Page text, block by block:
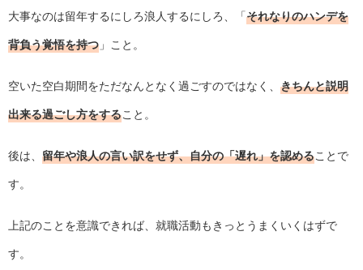
大事なのは留年するにしろ浪人するにしろ、「それなりのハンデを
背負う覚悟を持つ 」こと。
空いた空白期間をただなんとなく過ごすのではなく、 きちんと説明
出来る過ごし方をすること。
後は、 留年や浪人の言い訳をせず、自分の「遅れ」を認めることで
す。
上記のことを意識できれば、就職活動もきっとうまくいくはずで
す。